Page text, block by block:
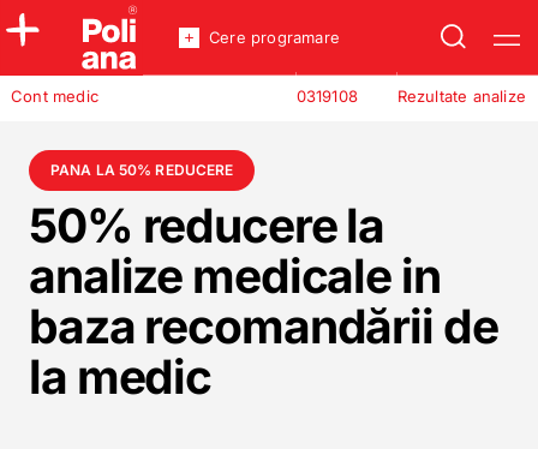
Policlinica
Cont medic Rezultate analize
0319108
Cere programare
PANA LA 50% REDUCERE
50% reducere la
analize medicale in
baza recomandării de
la medic